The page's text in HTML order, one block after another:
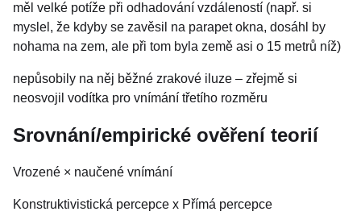
měl velké potíže při odhadování vzdáleností (např. si
myslel, že kdyby se zavěsil na parapet okna, dosáhl by
nohama na zem, ale při tom byla země asi o 15 metrů níž)
nepůsobily na něj běžné zrakové iluze – zřejmě si
neosvojil vodítka pro vnímání třetího rozměru
Srovnání/empirické ověření teorií
Vrozené × naučené vnímání
Konstruktivistická percepce x Přímá percepce